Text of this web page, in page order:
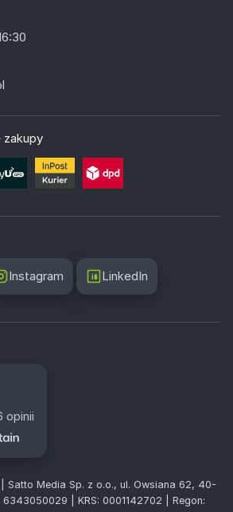
zakupy
Instagram LinkedIn
opinii
Media Sp. z o.o., ul. Owsiana 62, 40-
| KRS: 0001142702 | Regon: